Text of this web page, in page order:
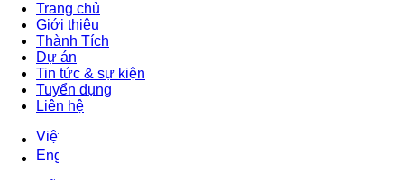
Trang chủ
Giới thiệu
Thành Tích
Dự án
Tin tức & sự kiện
Tuyển dụng
Liên hệ